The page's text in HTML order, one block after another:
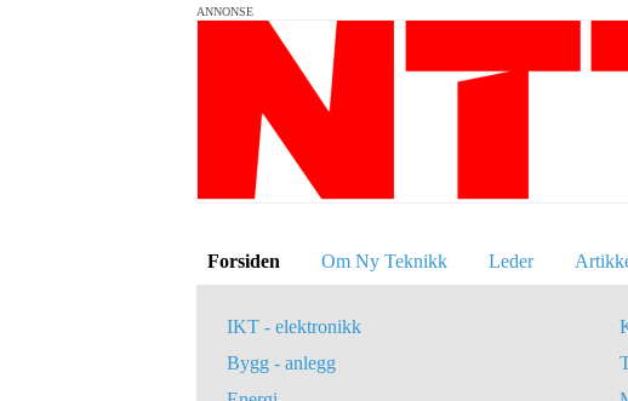
ANNONSE
Forsiden Om Ny Teknikk Leder
IKT - elektronikk
Bygg - anlegg